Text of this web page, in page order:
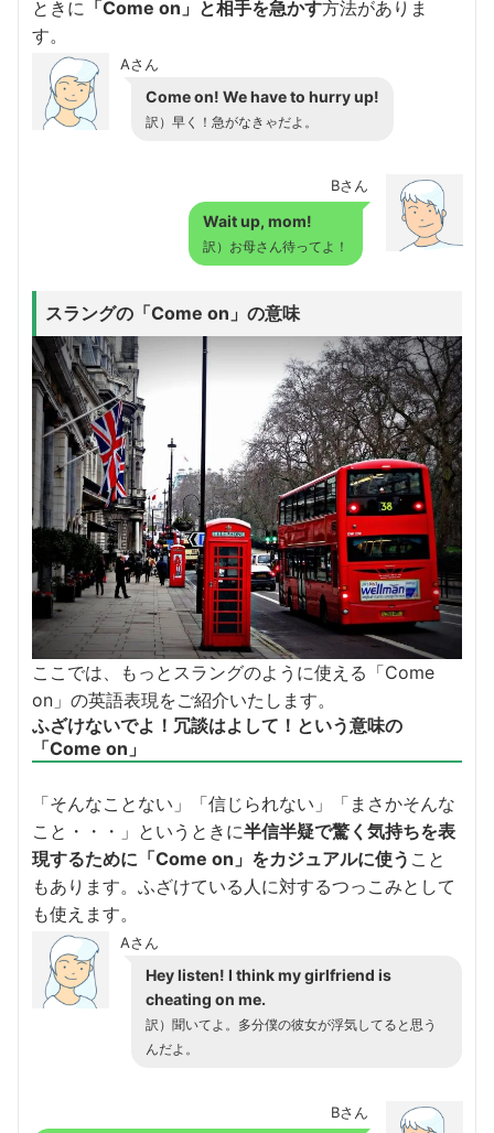
ときに 「Come on」と相手を急かす方法がありま
す。
Aさん
Come on! We have to hurry up!
訳）早く！急がなきゃだよ。
Bさん
Wait up, mom!
訳）お母さん待ってよ！
スラングの「Come on」の意味
ここでは、もっとスラングのように使える「Come
on」の英語表現をご紹介いたします。
ふざけないでよ！冗談はよして！という意味の
「Come on」
「そんなことない」「信じられない」「まさかそんな
こと・・・」というときに半信半疑で驚く気持ちを表
現するために「Come on」をカジュアルに使う こと
もあります。ふざけている人に対するつっこみとして
も使えます。
Aさん
Hey listen! I think my girlfriend is
cheating on me.
訳）聞いてよ。多分僕の彼女が浮気してると思う
んだよ。
Bさん